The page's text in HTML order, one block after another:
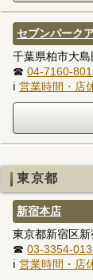
セブンパーク
千葉県柏市大
☎ 04-7160-
ℹ 営業時間・店
東京都
新宿本店
東京都新宿区
☎ 03-3354-
ℹ 営業時間・店